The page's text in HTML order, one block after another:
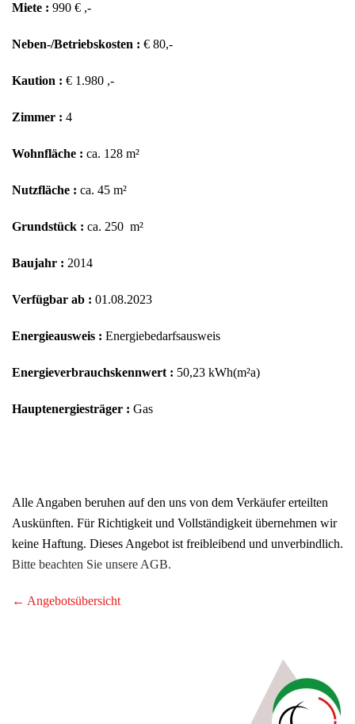
Miete : 990 € ,-
Neben-/Betriebskosten : € 80,-
Kaution : € 1.980 ,-
Zimmer : 4
Wohnfläche : ca. 128 m²
Nutzfläche : ca. 45 m²
Grundstück : ca. 250 m²
Baujahr : 2014
Verfügbar ab : 01.08.2023
Energieausweis : Energiebedarfsausweis
Energieverbrauchskennwert : 50,23 kWh(m²a)
Hauptenergiesträger : Gas
Alle Angaben beruhen auf den uns von dem Verkäufer erteilten
Auskünften. Für Richtigkeit und Vollständigkeit übernehmen wir
keine Haftung. Dieses Angebot ist freibleibend und unverbindlich.
Bitte beachten Sie unsere AGB.
← Angebotsübersicht